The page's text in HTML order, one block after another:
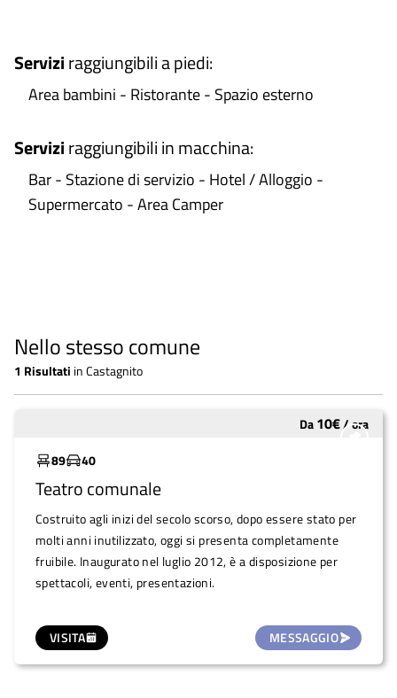
Serviziraggiungibili a piedi:
Area bambini - Ristorante - Spazio esterno
Serviziraggiungibili in macchina:
Bar - Stazione di servizio - Hotel / Alloggio -
Supermercato - Area Camper
Nello stesso comune
1 Risultati inCastagnito
VISITA MESSAGGIO
Da10€/ora
89
40
Teatro comunale
Costruito agli inizi del secolo scorso, dopo essere stato per
molti anni inutilizzato, oggi si presenta completamente
fruibile. Inaugurato nel luglio 2012, è a disposizione per
spettacoli, eventi, presentazioni.